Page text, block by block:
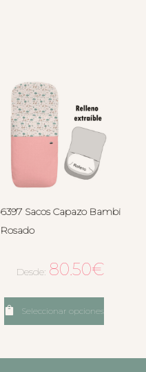
6397 Sacos Capazo Bambi
Rosado
Desde: 80.50€
Seleccionar opciones